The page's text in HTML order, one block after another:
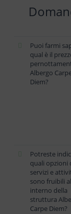
Puoi farmi
qual è il
Albergo
Diem?
Potreste
quali opzioni
servizi e
sono fruibili
interno della
struttura
Carpe Diem?